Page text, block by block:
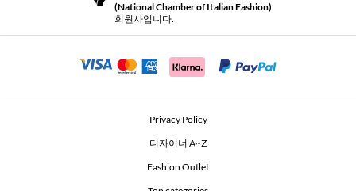
Beauty Seekers VIP Club
For a safe shopping experience
Security Communication
(National Chamber of Italian Fashion)
회원사입니다.
Privacy Policy
디자이너 A~Z
Fashion Outlet